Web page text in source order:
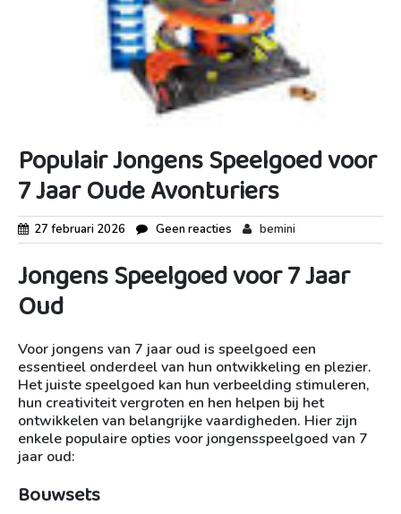
Populair Jongens Speelgoed voor
7 Jaar Oude Avonturiers
27 februari 2026 Geen reacties bemini
Jongens Speelgoed voor 7 Jaar
Oud
Voor jongens van 7 jaar oud is speelgoed een
essentieel onderdeel van hun ontwikkeling en plezier.
Het juiste speelgoed kan hun verbeelding stimuleren,
hun creativiteit vergroten en hen helpen bij het
ontwikkelen van belangrijke vaardigheden. Hier zijn
enkele populaire opties voor jongensspeelgoed van 7
jaar oud:
Bouwsets